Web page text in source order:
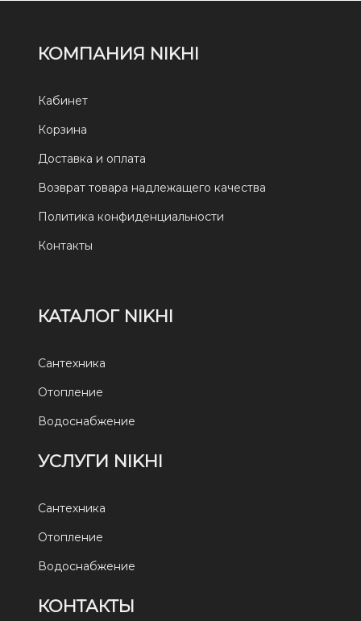
КОМПАНИЯ NIKHI
Кабинет
Корзина
Доставка и оплата
Возврат товара надлежащего качества
Политика конфиденциальности
Контакты
КАТАЛОГ NIKHI
Сантехника
Отопление
Водоснабжение
УСЛУГИ NIKHI
Сантехника
Отопление
Водоснабжение
КОНТАКТЫ